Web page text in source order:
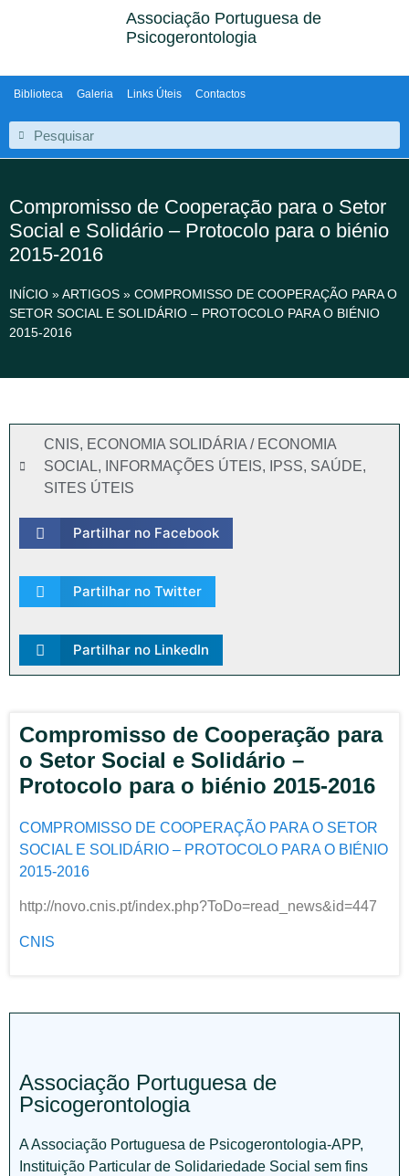
Associação Portuguesa de
Psicogerontologia
Biblioteca Galeria Links Úteis Contactos
Compromisso de Cooperação para o Setor
Social e Solidário – Protocolo para o biénio
2015-2016
INÍCIO »ARTIGOS » COMPROMISSO DE COOPERAÇÃO PARA O
SETOR SOCIAL E SOLIDÁRIO – PROTOCOLO PARA O BIÉNIO
2015-2016
CNIS, ECONOMIA SOLIDÁRIA / ECONOMIA
SOCIAL, INFORMAÇÕES ÚTEIS, IPSS, SAÚDE,
SITES ÚTEIS
Partilhar no Facebook
Partilhar no Twitter
Partilhar no LinkedIn
Compromisso de Cooperação para
o Setor Social e Solidário –
Protocolo para o biénio 2015-2016
COMPROMISSO DE COOPERAÇÃO PARA O SETOR
SOCIAL E SOLIDÁRIO – PROTOCOLO PARA O BIÉNIO
2015-2016
http://novo.cnis.pt/index.php?ToDo=read_news&id=447
CNIS
Associação Portuguesa de
Psicogerontologia
A Associação Portuguesa de Psicogerontologia-APP,
Instituição Particular de Solidariedade Social sem fins